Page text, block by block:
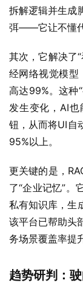
拆解逻辑并生成
弭——它让不懂代
其次，它解决了
经网络视觉模型
高达99%。这种
发生变化，AI
钮，从而将UI自
95%以上。
更关键的是，
了“企业记忆”。
私有知识库，生
该平台已帮助头
务场景覆盖率提
趋势研判：